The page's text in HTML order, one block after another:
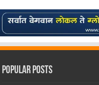
Popular Posts